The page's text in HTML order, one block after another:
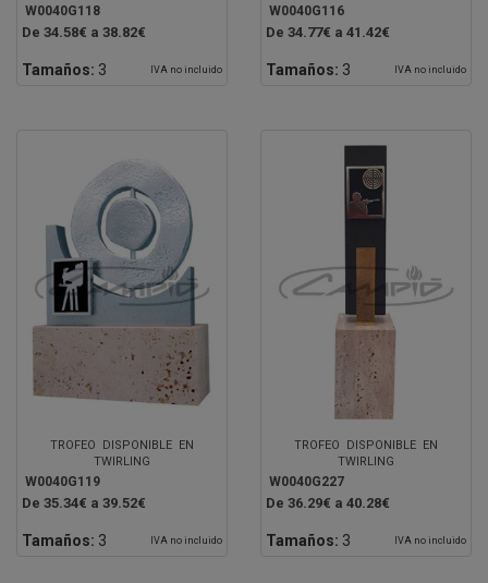
W0040G118
De 34.58€ a 38.82€
Tamaños: 3 IVA no incluido
W0040G116
De 34.77€ a 41.42€
Tamaños: 3 IVA no incluido
TROFEO DISPONIBLE EN
TWIRLING
W0040G119
De 35.34€ a 39.52€
Tamaños: 3 IVA no incluido
TROFEO DISPONIBLE EN
TWIRLING
W0040G227
De 36.29€ a 40.28€
Tamaños: 3 IVA no incluido